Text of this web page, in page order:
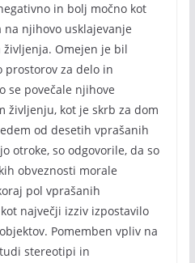
in bolj močno kot
na njihovo usklajevanje
življenja. Omejen je bil
prostorov za delo in
se povečale njihove
življenju, kot je skrb za dom
od desetih vprašanih
otroke, so odgovorile, da so
obveznosti morale
pol vprašanih
največji izziv izpostavilo
Pomemben vpliv na
stereotipi in